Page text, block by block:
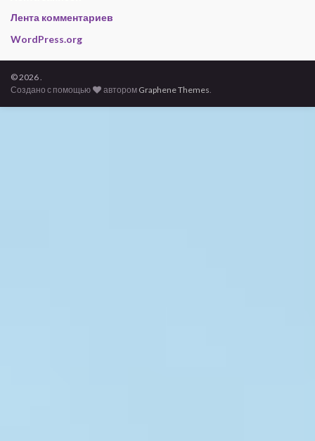
Лента комментариев
WordPress.org
© 2026 .
Создано с помощью
автором Graphene Themes